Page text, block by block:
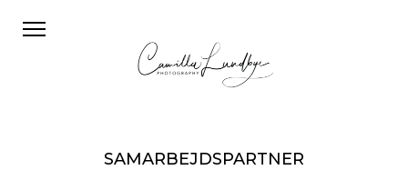
SAMARBEJDSPARTNER